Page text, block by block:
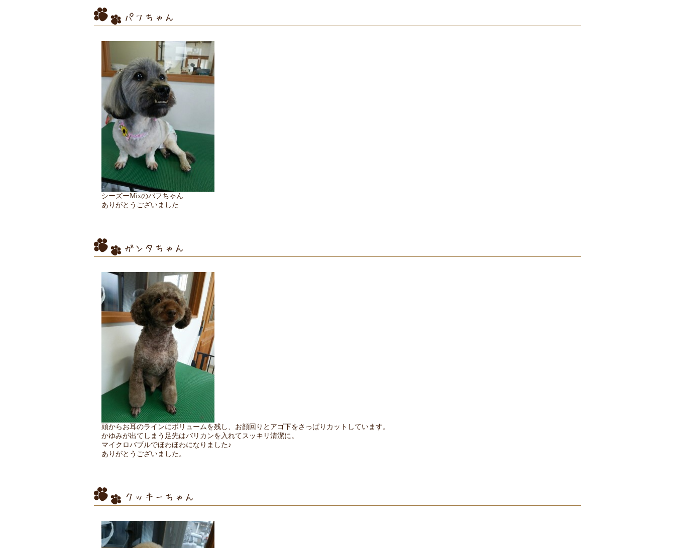
パフちゃん
シーズーMixのパフちゃん
ありがとうございました
ガンタちゃん
頭からお耳のラインにボリュームを残し、お顔回りとアゴ下をさっぱりカットしています。
かゆみが出てしまう足先はバリカンを入れてスッキリ清潔に。
マイクロバブルでほわほわになりました♪
ありがとうございました。
クッキーちゃん